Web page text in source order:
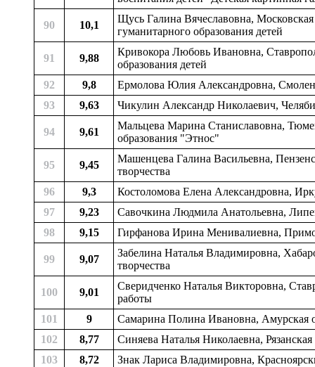
90 10,1
Щусь Галина Вячеславовна,
гуманитарного образования детей
91 9,88
Кривокора Любовь Ивановна,
образования детей
92
9,8
Ермолова Юлия Александровна,
93
9,63 Чикулин Александр Николаевич,
94 9,61
Мальцева Марина Станиславовна,
образования "Этнос"
95 9,45
Машенцева Галина Васильевна,
творчества
96
9,3
Костоломова Елена Александровна,
97
9,23
Савочкина Людмила Анатольевна,
98
9,15 Гирфанова Ирина Менивалиевна,
99 9,07
Забелина Наталья Владимировна,
творчества
100 9,01
Сверидченко Наталья Викторовна,
работы
101
9
Самарина Полина Ивановна, Амурская
102
8,77
Синяева Наталья Николаевна,
103
8,72
Знак Лариса Владимировна,